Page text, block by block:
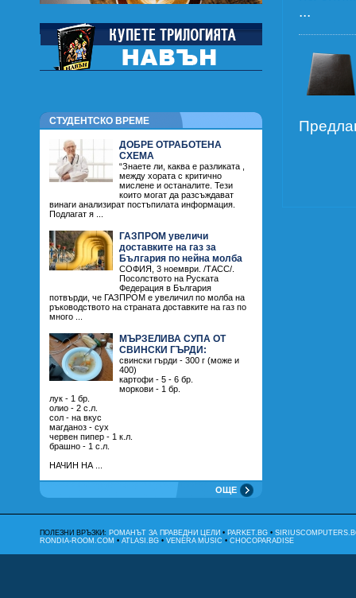
СТУДЕНТСКО ВРЕМЕ
ДОБРЕ ОТРАБОТЕНА
СХЕМА
“Знаете ли, каква е разликата ,
между хората с критично
мислене и останалите. Тези
които могат да разсъждават
винаги анализират постъпилата информация.
Подлагат я ...
ГАЗПРОМ увеличи
доставките на газ за
България по нейна молба
СОФИЯ, 3 ноември. /ТАСС/.
Посолството на Руската
Федерация в България
потвърди, че ГАЗПРОМ е увеличил по молба на
ръководството на страната доставките на газ по
много ...
МЪРЗЕЛИВА СУПА ОТ
СВИНСКИ ГЪРДИ:
свински гърди - 300 г (може и
400)
картофи - 5 - 6 бр.
моркови - 1 бр.
лук - 1 бр.
олио - 2 с.л.
сол - на вкус
магданоз - сух
червен пипер - 1 к.л.
брашно - 1 с.л.
НАЧИН НА ...
ОЩЕ
...
ПОЛЕЗНИ ВРЪЗКИ: РОМАНЪТ ЗА ПРАВЕДНИ ЦЕЛИ • PARKET.BG •
RONDIA-ROOM.COM • ATLASI.BG • VENERA MUSIC • CHOCOPARADISE